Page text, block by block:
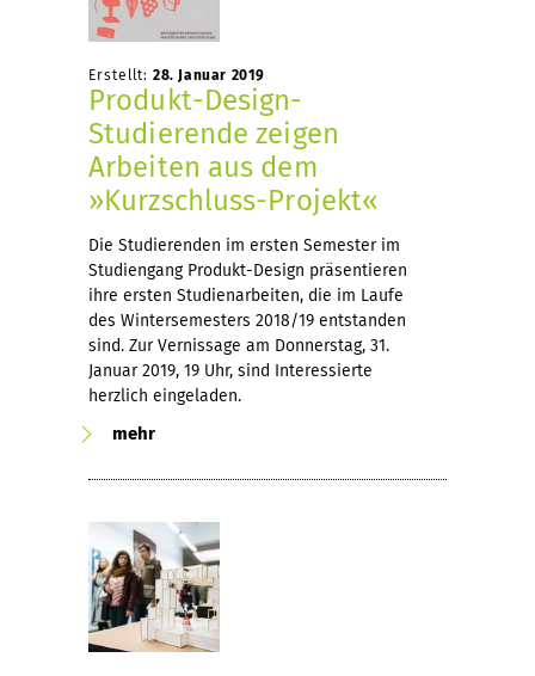
Erstellt: 28. Januar 2019
Produkt-Design-
Studierende zeigen
Arbeiten aus dem
»Kurzschluss-Projekt«
Die Studierenden im ersten Semester im
Studiengang Produkt-Design präsentieren
ihre ersten Studienarbeiten, die im Laufe
des Wintersemesters 2018/19 entstanden
sind. Zur Vernissage am Donnerstag, 31.
Januar 2019, 19 Uhr, sind Interessierte
herzlich eingeladen.
mehr